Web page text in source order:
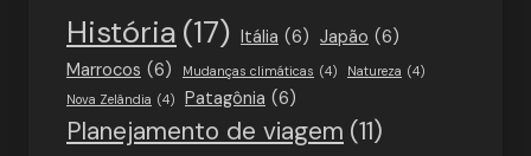
História (17) Itália (6) Japão (6)
Marrocos (6) Mudanças climáticas (4) Natureza (4)
Nova Zelândia (4) Patagônia (6)
Planejamento de viagem (11)